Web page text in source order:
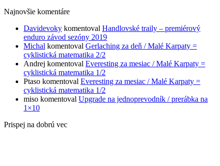
Najnovšie komentáre
Davidevoky komentoval Handlovské traily – premiérový
enduro závod sezóny 2019
Michal komentoval Gerlaching za deň / Malé Karpaty =
cyklistická matematika 2/2
Andrej komentoval Everesting za mesiac / Malé Karpaty =
cyklistická matematika 1/2
Ptaso komentoval Everesting za mesiac / Malé Karpaty =
cyklistická matematika 1/2
miso komentoval Upgrade na jednoprevodník / prerábka na
1×10
Prispej na dobrú vec